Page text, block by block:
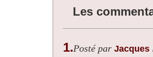
Les
1.Posté par Jacques